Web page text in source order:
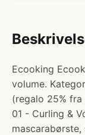
Ecooking
volume.
(regalo 25%
01 - Curling &